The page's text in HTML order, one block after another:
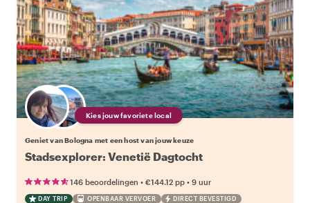
Kies jouw favoriete local
Geniet van Bologna met een host van jouw keuze
Stadsexplorer: Venetië Dagtocht
146 beoordelingen • €144.12 pp • 9 uur
DAY TRIP OPENBAAR VERVOER DIRECT BEVESTIGD